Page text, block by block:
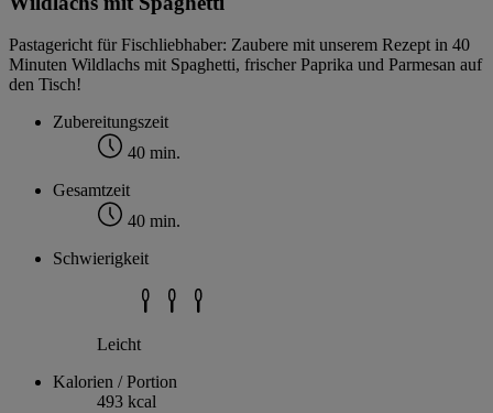
Pastagericht für Fischliebhaber: Zaubere mit unserem Rezept in 40
Minuten Wildlachs mit Spaghetti, frischer Paprika und Parmesan auf
den Tisch!
Zubereitungszeit
40 min.
Gesamtzeit
40 min.
Schwierigkeit
Leicht
Kalorien / Portion
493 kcal